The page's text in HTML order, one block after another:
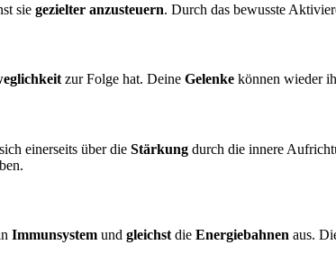
sie gezielter anzusteuern. Durch das bewusste
zur Folge hat. Deine Gelenke können wieder
einerseits über die Stärkung durch die innere
Immunsystem und gleichst die Energiebahnen aus.